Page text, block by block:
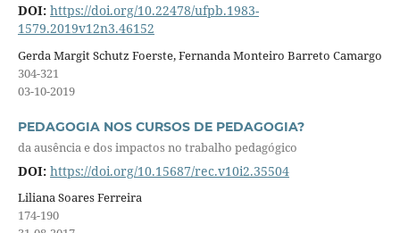
DOI: https://doi.org/10.22478/ufpb.1983-
1579.2019v12n3.46152
Gerda Margit Schutz Foerste, Fernanda Monteiro Barreto Camargo
304-321
03-10-2019
PEDAGOGIA NOS CURSOS DE PEDAGOGIA?
da ausência e dos impactos no trabalho pedagógico
DOI: https://doi.org/10.15687/rec.v10i2.35504
Liliana Soares Ferreira
174-190